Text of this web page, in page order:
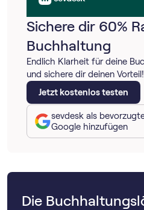
Sichere dir 60%
Buchhaltung
Endlich Klarheit für deine
und sichere dir deinen Vorteil!
Jetzt kostenlos testen
sevdesk als
Google hinzufügen
Die